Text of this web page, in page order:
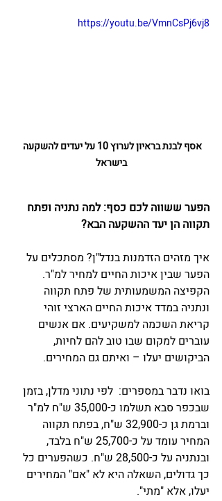
https://youtu.be/VmnCsPj6vj8
אסף לבנת בראיון לערוץ 10 על יעדים להשקעה
בישראל
הפער ששווה לכם כסף: למה נתניה ופתח
תקווה הן יעד ההשקעה הבא?
איך מזהים הזדמנות בנדל"ן? מסתכלים על
הפער שבין איכות החיים למחיר למ"ר.
הקפיצה המשמעותית של פתח תקווה
ונתניה במדד איכות החיים הארצי זוהי
קריאת השכמה למשקיעים. אם אנשים
עוברים למקום שבו טוב להם לחיות,
הביקושים יעלו – ואיתם גם המחירים.
בואו נדבר במספרים:  לפי נתוני מדלן, בזמן
שבכפר סבא תשלמו כ-35,000 ש"ח למ"ר
וברמת גן כ-32,900 ש"ח, בפתח תקווה
המחיר עומד על כ-25,700 ש"ח בלבד,
ובנתניה על כ-28,500 ש"ח. כשהפערים כל
כך גדולים, השאלה היא לא "אם" המחירים
יעלו, אלא "מתי".